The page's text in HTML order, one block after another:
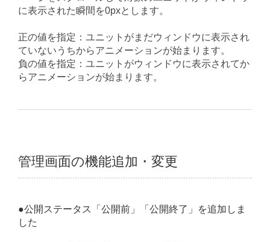
に表示された瞬間を0pxとします。
正の値を指定：ユニットがまだウィンドウに表示され
ていないうちからアニメーションが始まります。
負の値を指定：ユニットがウィンドウに表示されてか
らアニメーションが始まります。
管理画面の機能追加・変更
●公開ステータス「公開前」「公開終了」を追加しま
した